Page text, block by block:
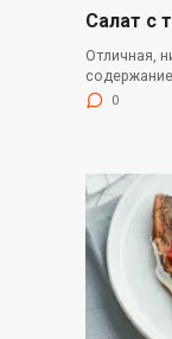
Салат с
Отличная,
0